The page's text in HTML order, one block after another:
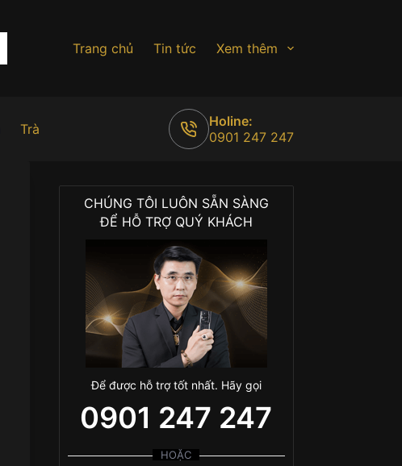
Trang chủ Tin tức Xem thêm
Trà
Holine:
0901 247 247
CHÚNG TÔI LUÔN SẴN SÀNG
ĐỂ HỖ TRỢ QUÝ KHÁCH
Để được hỗ trợ tốt nhất. Hãy gọi
0901 247 247
HOẶC